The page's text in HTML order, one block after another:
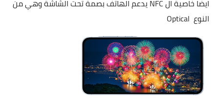
ايضا خاصية الNFCيدعم الهاتف بصمة تحت الشاشة وهي من
النوع Optical